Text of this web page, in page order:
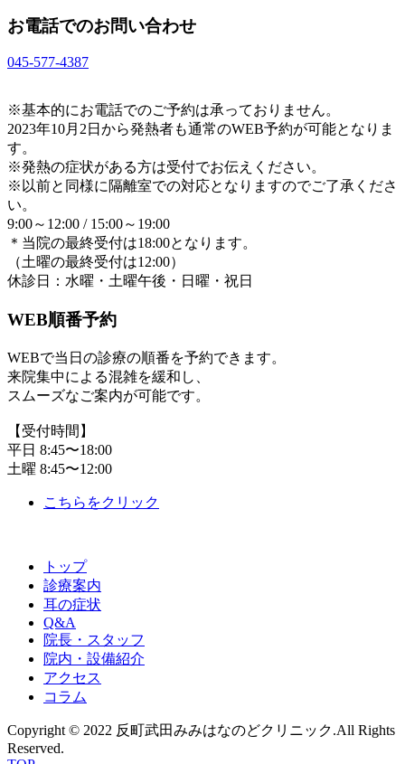
お電話でのお問い合わせ
045-577-4387
※基本的にお電話でのご予約は承っておりません。
2023年10月2日から発熱者も通常のWEB予約が可能となりま
す。
※発熱の症状がある方は受付でお伝えください。
※以前と同様に隔離室での対応となりますのでご了承くださ
い。
9:00～12:00 / 15:00～19:00
＊当院の最終受付は18:00となります。
（土曜の最終受付は12:00）
休診日：水曜・土曜午後・日曜・祝日
WEB順番予約
WEBで当日の診療の順番を予約できます。
来院集中による混雑を緩和し、
スムーズなご案内が可能です。
【受付時間】
平日 8:45〜18:00
土曜 8:45〜12:00
こちらをクリック
トップ
診療案内
耳の症状
Q&A
院長・スタッフ
院内・設備紹介
アクセス
コラム
Copyright © 2022 反町武田みみはなのどクリニック.All Rights
Reserved.